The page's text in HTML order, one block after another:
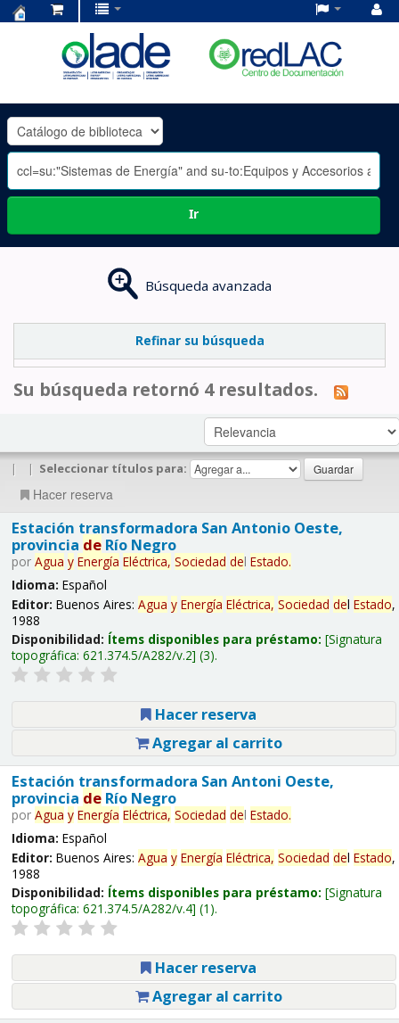
OLADE
-
Ir
Búsqueda avanzada
Refinar su búsqueda
Su búsqueda retornó 4 resultados.
| | Seleccionar títulos para:
Hacer reserva
Estación transformadora San Antonio Oeste,
provincia deRío Negro
por Agua y Energía Eléctrica, Sociedad del Estado.
Idioma: Español
Editor: Buenos Aires: Agua y Energía Eléctrica, Sociedad del Estado,
1988
Disponibilidad: Ítems disponibles para préstamo: Signatura
topográfica: 621.374.5/A282/v.2 (3).
Hacer reserva
Agregar al carrito
Estación transformadora San Antoni Oeste,
provincia deRío Negro
por Agua y Energía Eléctrica, Sociedad del Estado.
Idioma: Español
Editor: Buenos Aires: Agua y Energía Eléctrica, Sociedad del Estado,
1988
Disponibilidad: Ítems disponibles para préstamo: Signatura
topográfica: 621.374.5/A282/v.4 (1).
Hacer reserva
Agregar al carrito